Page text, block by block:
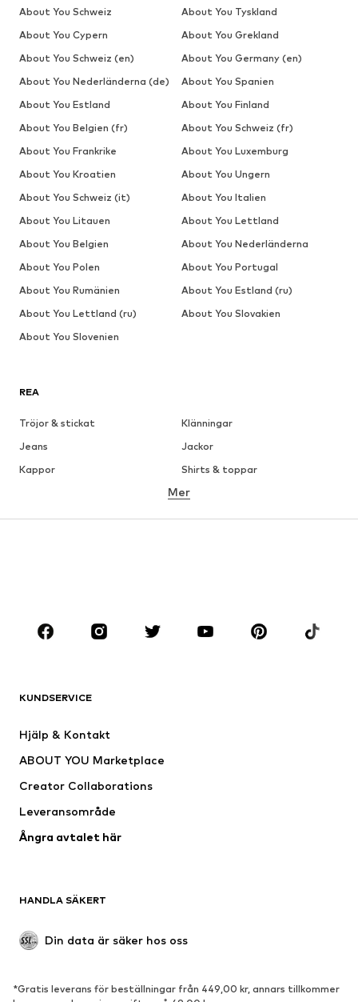
REA
Tröjor & stickat
Klänningar
Jeans
Jackor
Kappor
Shirts & toppar
Underkläder
Premium
Nytt
Shirts & toppar
Jackor
Underkläder
Kappor
Badkläder
Tillfällen
Upcycling
Populärt
Mer
KUNDSERVICE
Hjälp & Kontakt
ABOUT YOU Marketplace
Creator Collaborations
Leveransområde
Ångra avtalet här
HANDLA SÄKERT
Din data är säker hos oss
*Gratis leverans för beställningar från 449,00 kr, annars tillkommer
About You Schweiz
About You Tyskland
About You Cypern
About You Grekland
About You Schweiz (en)
About You Germany (en)
About You Nederländerna (de)
About You Spanien
About You Estland
About You Finland
About You Belgien (fr)
About You Schweiz (fr)
About You Frankrike
About You Luxemburg
About You Kroatien
About You Ungern
About You Schweiz (it)
About You Italien
About You Litauen
About You Lettland
About You Belgien
About You Nederländerna
About You Polen
About You Portugal
About You Rumänien
About You Estland (ru)
About You Lettland (ru)
About You Slovakien
About You Slovenien